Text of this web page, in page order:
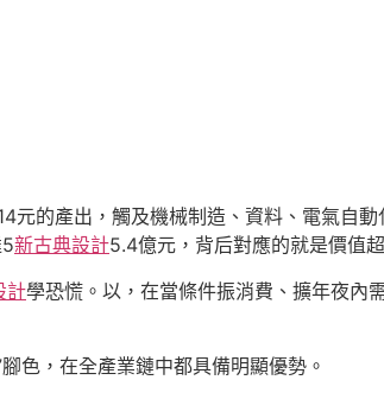
元的產出，觸及機械制造、資料、電氣自
新古典設計5.4億元，背后對應的就是價值
計學恐慌。以，在當條件振消費、擴年夜內
色，在全產業鏈中都具備明顯優勢。